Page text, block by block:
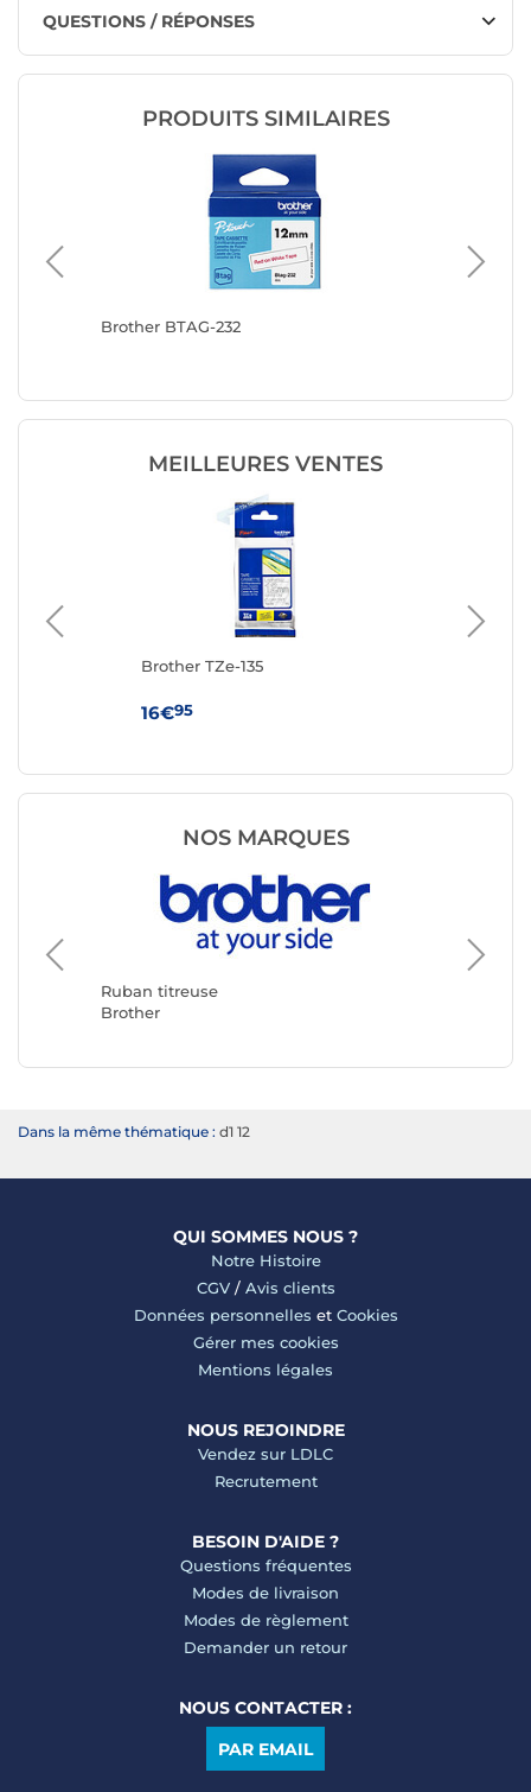
QUESTIONS / RÉPONSES
PRODUITS SIMILAIRES
Brother BTAG-232
MEILLEURES VENTES
Brother TZe-135
16€95
NOS MARQUES
Ruban titreuse
Brother
Dans la même thématique : d1 12
QUI SOMMES NOUS ?
Notre Histoire
CGV/ Avis clients
Données personnelles et Cookies
Gérer mes cookies
Mentions légales
NOUS REJOINDRE
Vendez sur LDLC
Recrutement
BESOIN D'AIDE ?
Questions fréquentes
Modes de livraison
Modes de règlement
Demander un retour
NOUS CONTACTER :
PAR EMAIL